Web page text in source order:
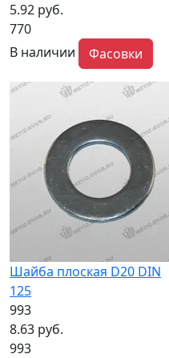
5.92 руб.
770
В наличии
Фасовки
Шайба плоская D20 DIN
125
993
8.63 руб.
993